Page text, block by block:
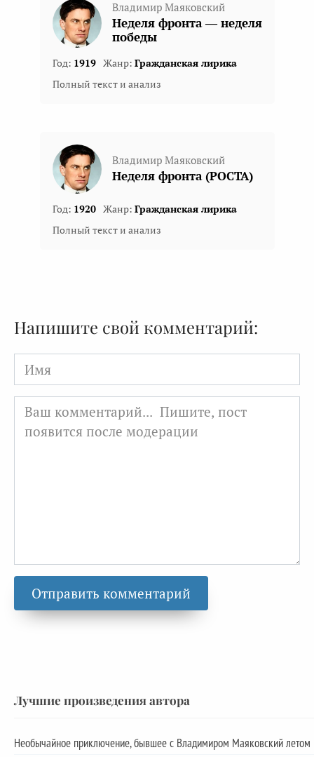
Владимир Маяковский
Неделя фронта — неделя
победы
Год: 1919 Жанр: Гражданская лирика
Полный текст и анализ
Владимир Маяковский
Неделя фронта (РОСТА)
Год: 1920 Жанр: Гражданская лирика
Полный текст и анализ
Напишите свой комментарий:
Имя
Лучшие произведения автора
Необычайное приключение, бывшее с Владимиром Маяковский летом